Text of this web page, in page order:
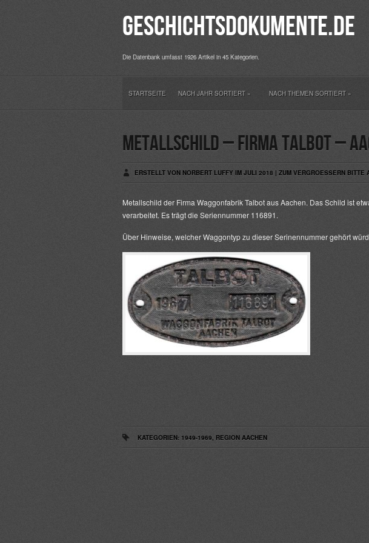
Geschichtsdokumente.de
Die Datenbank umfasst 1926 Artikel in 45 Kategorien.
STARTSEITE NACH JAHR SORTIERT» NACH THEMEN SORTIERT»
Metallschild – Firma TALBOT –
ERSTELLT VON NORBERT LUFFY IM JULI 2018 | ZUM VERGROESSERN BITTE
Metallschild der Firma Waggonfabrik Talbot aus Aachen. Das Schild ist
verarbeitet. Es trägt die Seriennummer 116891.
Über Hinweise, welcher Waggontyp zu dieser Serinennummer gehört
KATEGORIEN: 1949-1969, REGION AACHEN